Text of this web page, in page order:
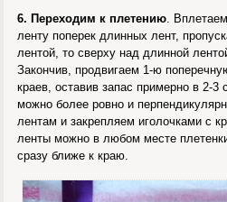
6. Переходим к плетению.
ленту поперек длинных лент,
лентой, то сверху над длинной
Закончив, продвигаем 1-ю
краев, оставив запас примерно в 2-3
можно более ровно и
лентам и закрепляем иголочками с
ленты можно в любом месте
сразу ближе к краю.